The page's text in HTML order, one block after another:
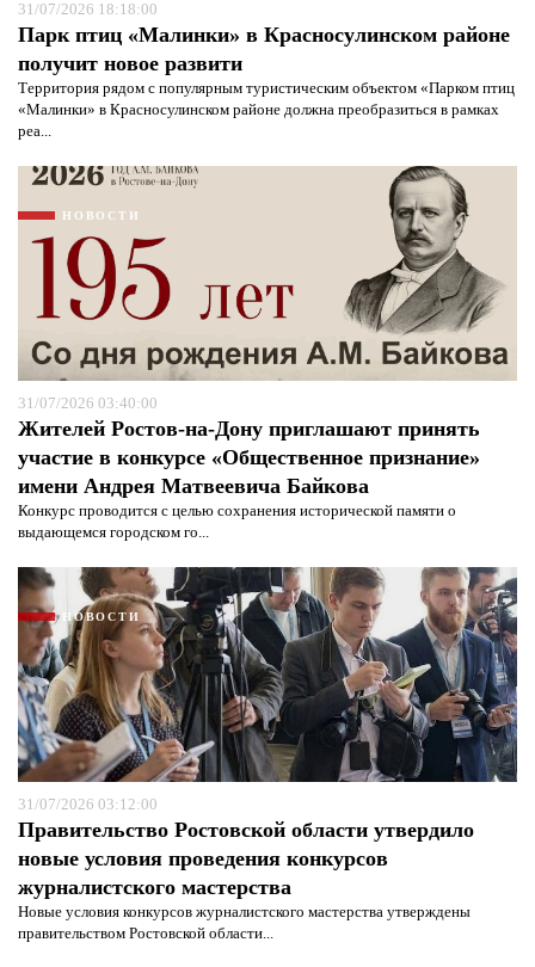
31/07/2026 18:18:00
Парк птиц «Малинки» в Красносулинском районе
получит новое развити
Территория рядом с популярным туристическим объектом «Парком птиц
«Малинки» в Красносулинском районе должна преобразиться в рамках
реа...
НОВОСТИ
31/07/2026 03:40:00
Жителей Ростов-на-Дону приглашают принять
участие в конкурсе «Общественное признание»
имени Андрея Матвеевича Байкова
Конкурс проводится с целью сохранения исторической памяти о
выдающемся городском го...
НОВОСТИ
31/07/2026 03:12:00
Правительство Ростовской области утвердило
новые условия проведения конкурсов
журналистского мастерства
Новые условия конкурсов журналистского мастерства утверждены
правительством Ростовской области...
Я согласен сполитикой конфиденциальности и
защиты информации*
Я согласен сполитикой конфиденциальности и
защиты информации*